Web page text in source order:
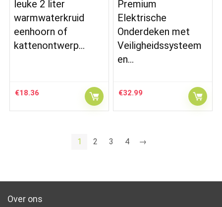
leuke 2 liter
warmwaterkruid
eenhoorn of
kattenontwerp…
€18.36
Premium
Elektrische
Onderdeken met
Veiligheidssysteem
en…
€32.99
1 2 3 4 →
Over ons